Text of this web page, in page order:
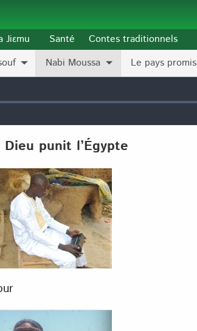
Nabi Moussa Le pays promis
Jiɛmu Santé Contes traditionnels
Dieu punit l’Égypte